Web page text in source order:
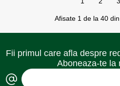
Afisate 1 de la 40
Fii primul care afla despre
Aboneaza-te la